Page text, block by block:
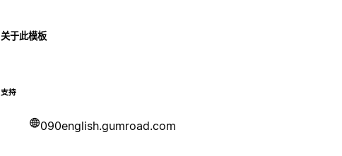
关于此模板
支持
090english.gumroad.com